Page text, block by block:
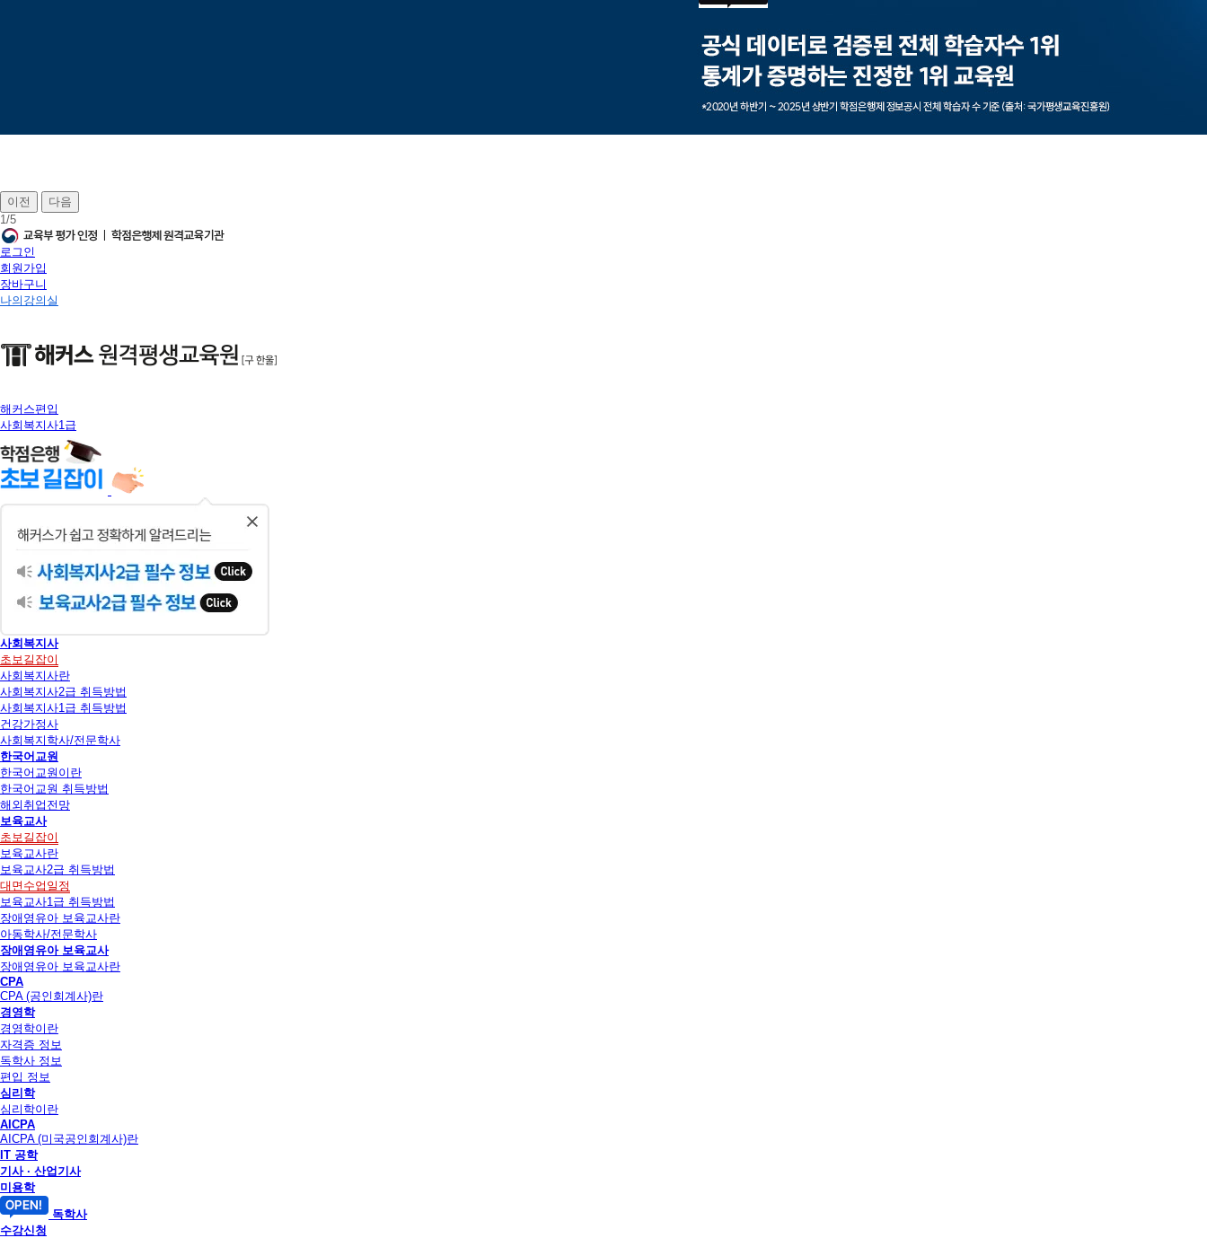
이전
다음
1/5
로그인
회원가입
장바구니
나의강의실
해커스편입
사회복지사1급
사회복지사
초보길잡이
사회복지사란
사회복지사2급 취득방법
사회복지사1급 취득방법
건강가정사
사회복지학사/전문학사
한국어교원
한국어교원이란
한국어교원 취득방법
해외취업전망
보육교사
초보길잡이
보육교사란
보육교사2급 취득방법
대면수업일정
보육교사1급 취득방법
장애영유아 보육교사란
아동학사/전문학사
장애영유아 보육교사
장애영유아 보육교사란
CPA
CPA (공인회계사)란
경영학
경영학이란
자격증 정보
독학사 정보
편입 정보
심리학
심리학이란
AICPA
AICPA (미국공인회계사)란
IT 공학
기사 · 산업기사
미용학
독학사
수강신청